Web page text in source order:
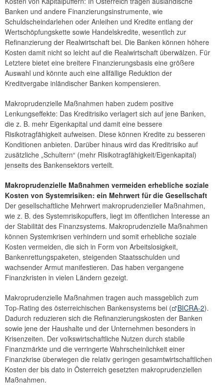
Banken und andere Finanzierungsinstrumente, wie
Schuldscheindarlehen oder Anleihen und Kredite entlang der
Wertschöpfungskette sowie Handelskredite, wesentlich zur
Refinanzierung der Realwirtschaft bei. Die Banken können höhere
Kosten damit nicht so leicht auf die Realwirtschaft überwälzen. Für
Letztere bietet eine breitere Finanzierungsbasis eine größere
Auswahl und könnte auch eine allfällige Reduktion der
Kreditvergabe inländischer Banken kompensieren.
Makroprudenzielle Maßnahmen haben zudem positive
Lenkungseffekte: Das Kreditrisiko verlagert sich auf jene Banken,
die z. B. mehr Eigenkapital und damit eine bessere
Risikotragfähigkeit aufweisen. Diese können Kredite zu besseren
Konditionen anbieten. Darüber hinaus wird das Kreditrisiko auf
zusätzliche „Schultern“ (mehr Risikotragfähigkeit/Eigenkapital)
jenseits des Bankensektors verteilt.
Makroprudenzielle Maßnahmen vermeiden erhebliche soziale
Kosten von Systemrisiken: ein Mehrwert für die Gesellschaft
Der gesellschaftliche Mehrwert makroprudenzieller Maßnahmen,
wie z. B. des Systemrisikopuffers, liegt im öffentlichen Interesse an
der Stabilität des Finanzsystems. Makroprudenzielle Maßnahmen
können Systemkrisen verhindern und somit erhebliche soziale
Kosten vermeiden, die sich in Form von Arbeitslosigkeit,
Bankenrettungspaketen, steigenden Staatsschulden und
wachsender Armut manifestieren. Das haben vergangene
Finanzkristen in vielen Ländern gezeigt.
Makroprudenzielle Maßnahmen tragen auch massgeblich zum
Top-Rating des österreichischen Bankensystems bei (
BICRA-2).
Dadurch reduzieren sich die Refinanzierungskosten der Banken
sowie jene der Haushalte und der Unternehmen besonders in
Krisenzeiten. Der volkswirtschaftliche Nutzen durch stabile
Finanzmärkte und die verringerte Wahrscheinlichkeit einer
Finanzkrise überwiegen die relativ geringen gesamtwirtschaftlichen
Kosten der bis dato in Österreich gesetzten makroprudenziellen
Maßnahmen.